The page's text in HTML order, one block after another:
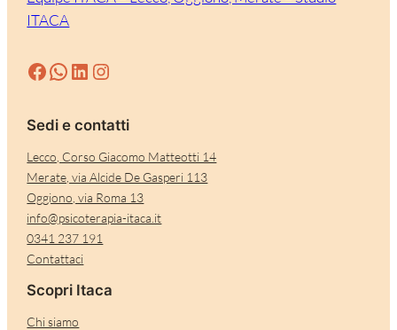
ITACA
Facebook WhatsApp LinkedIn Instagram
Sedi e contatti
Lecco, Corso Giacomo Matteotti 14
Merate, via Alcide De Gasperi 113
Oggiono, via Roma 13
info@psicoterapia-itaca.it
0341 237 191
Contattaci
Scopri Itaca
Chi siamo